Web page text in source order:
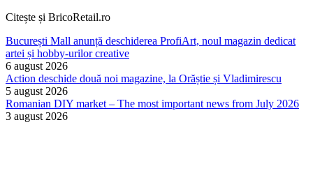
Citește și BricoRetail.ro
București Mall anunță deschiderea ProfiArt, noul magazin dedicat
artei și hobby-urilor creative
6 august 2026
Action deschide două noi magazine, la Orăștie și Vladimirescu
5 august 2026
Romanian DIY market – The most important news from July 2026
3 august 2026